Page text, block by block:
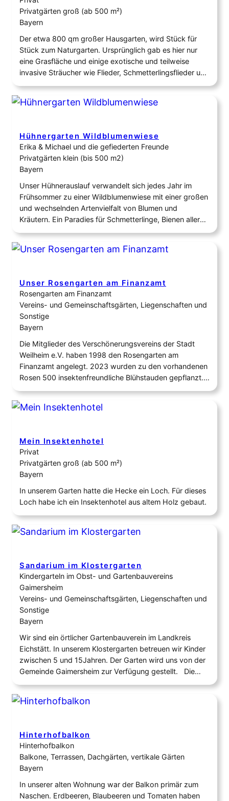
Privatgärten groß (ab 500 m²)
Bayern
Der etwa 800 qm großer Hausgarten, wird Stück für
Stück zum Naturgarten. Ursprünglich gab es hier nur
eine Grasfläche und einige exotische und teilweise
invasive Sträucher wie Flieder, Schmetterlingsflieder und
Thujen, sowie drei Obstbäume und eine Weißtanne. Im
Laufe der vergangenen Jahre wurden fast 300
heimische Pflanzen angesät oder gepflanzt oder haben
Hühnergarten Wildblumenwiese
Erika & Michael und die gefiederten Freunde
Privatgärten klein (bis 500 m2)
Bayern
Unser Hühnerauslauf verwandelt sich jedes Jahr im
Frühsommer zu einer Wildblumenwiese mit einer großen
und wechselnden Artenvielfalt von Blumen und
Kräutern. Ein Paradies für Schmetterlinge, Bienen aller
Art, Hummeln und vielen anderen Insekten. Ein alter
großer Ast vom Apfelbaum sorgt außerdem für
Unterschlupf für z.B. Wildbienen. Unsre Hühner
Unser Rosengarten am Finanzamt
Rosengarten am Finanzamt
Vereins- und Gemeinschaftsgärten, Liegenschaften und
Sonstige
Bayern
Die Mitglieder des Verschönerungsvereins der Stadt
Weilheim e.V. haben 1998 den Rosengarten am
Finanzamt angelegt. 2023 wurden zu den vorhandenen
Rosen 500 insektenfreundliche Blühstauden gepflanzt.
Der Rosengarten wurde dadurch ein Teil des
Biotopverbunds in Weilheim und stellt somit eine aktive
Maßnahme gegen das Artensterben dar.
Mein Insektenhotel
Privat
Privatgärten groß (ab 500 m²)
Bayern
In unserem Garten hatte die Hecke ein Loch. Für dieses
Loch habe ich ein Insektenhotel aus altem Holz gebaut.
Sandarium im Klostergarten
Kindergarteln im Obst- und Gartenbauvereins
Gaimersheim
Vereins- und Gemeinschaftsgärten, Liegenschaften und
Sonstige
Bayern
Wir sind ein örtlicher Gartenbauverein im Landkreis
Eichstätt. In unserem Klostergarten betreuen wir Kinder
zwischen 5 und 15Jahren. Der Garten wird uns von der
Gemeinde Gaimersheim zur Verfügung gestellt. Die
Kinder lernen spielerisch, was das Gartenjahr mit sich
bringt. Unsere geernteten Produkte verarbeiten wir
regelmäßig weiter. In diesem Jahr haben wir bereits
Hinterhofbalkon
Hinterhofbalkon
Balkone, Terrassen, Dachgärten, vertikale Gärten
Bayern
In unserer alten Wohnung war der Balkon primär zum
Naschen. Erdbeeren, Blaubeeren und Tomaten haben